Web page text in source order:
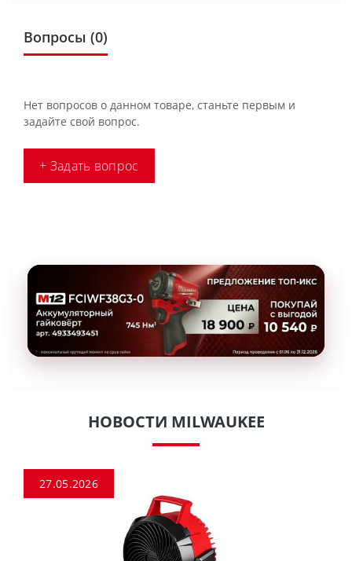
Вопросы (0)
Нет вопросов о данном товаре, станьте первым и
задайте свой вопрос.
+ Задать вопрос
НОВОСТИ MILWAUKEE
27.05.2026